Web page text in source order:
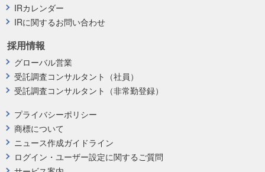
プライバシーポリシー
商標について
ニュース作成ガイドライン
ログイン・ユーザー設定に関するご質問
採用情報
グローバル営業
受託調査コンサルタント（社員）
受託調査コンサルタント（非常勤登録）
IRカレンダー
IRに関するお問い合わせ